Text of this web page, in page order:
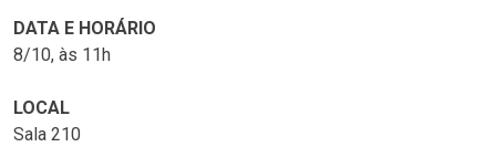
DATA E HORÁRIO
8/10, às 11h
LOCAL
Sala 210